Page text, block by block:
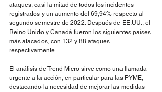
ataques, casi la mitad de todos los incidentes
registrados y un aumento del 69,94% respecto al
segundo semestre de 2022. Después de EE.UU., el
Reino Unido y Canadá fueron los siguientes países
más atacados, con 132 y 88 ataques
respectivamente.
El análisis de Trend Micro sirve como una llamada
urgente a la acción, en particular para las PYME,
destacando la necesidad de mejorar las medidas